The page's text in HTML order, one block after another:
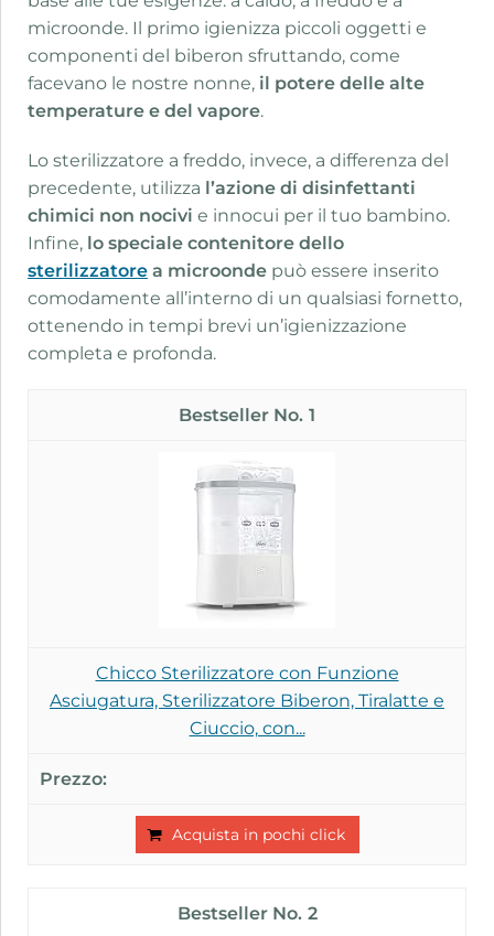
microonde. Il primo igienizza piccoli oggetti e
componenti del biberon sfruttando, come
facevano le nostre nonne, il potere delle alte
temperature e del vapore.
Lo sterilizzatore a freddo, invece, a differenza del
precedente, utilizza l’azione di disinfettanti
chimici non nocivi e innocui per il tuo bambino.
Infine, lo speciale contenitore dello
sterilizzatore a microonde può essere inserito
comodamente all’interno di un qualsiasi fornetto,
ottenendo in tempi brevi un’igienizzazione
completa e profonda.
1
Chicco Sterilizzatore con Funzione
Asciugatura, Sterilizzatore Biberon, Tiralatte e
Ciuccio, con...
Acquista in pochi click
2